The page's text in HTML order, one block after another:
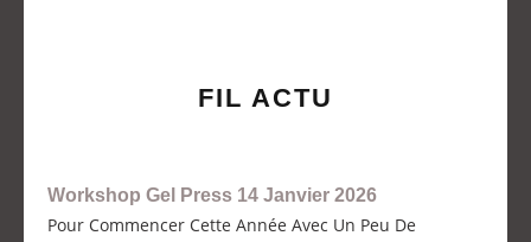
FIL ACTU
Workshop Gel Press 14 Janvier 2026
Pour Commencer Cette Année Avec Un Peu De